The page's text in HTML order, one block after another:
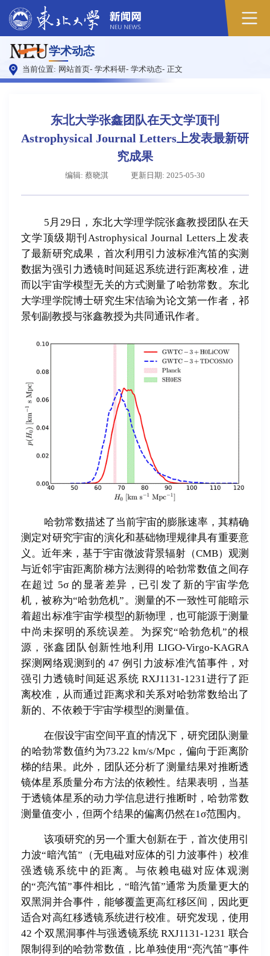
学术动态
当前位置: 网站首页- 学术科研- 学术动态- 正文
东北大学张鑫团队在天文学顶刊
Astrophysical Journal Letters上发表最新研
究成果
编辑: 蔡晓淇 更新日期: 2025-05-30
5 月 29 日，东北大学理学院张鑫教授团队在天
文学顶级期刊 Astrophysical Journal Letters上发表
了最新研究成果，首次利用引力波标准汽笛的实测
数据为强引力透镜时间延迟系统进行距离校准，进
而以宇宙学模型无关的方式测量了哈勃常数。东北
大学理学院博士研究生宋佶瑜为论文第一作者，祁
景钊副教授与张鑫教授为共同通讯作者。
哈勃常数描述了当前宇宙的膨胀速率，其精确
测定对研究宇宙的演化和基础物理规律具有重要意
义。近年来，基于宇宙微波背景辐射（CMB）观测
与近邻宇宙距离阶梯方法测得的哈勃常数值之间存
在超过 5σ 的显著差异，已引发了新的宇宙学危
机，被称为“哈勃危机”。测量的不一致性可能暗示
着超出标准宇宙学模型的新物理，也可能源于测量
中尚未探明的系统误差。为探究“哈勃危机”的根
源，张鑫团队创新性地利用 LIGO-Virgo-KAGRA
探测网络观测到的 47 例引力波标准汽笛事件，对
强引力透镜时间延迟系统 RXJ1131-1231进行了距
离校准，从而通过距离求和关系对哈勃常数给出了
新的、不依赖于宇宙学模型的测量值。
在假设宇宙空间平直的情况下，研究团队测量
的哈勃常数值约为73.22 km/s/Mpc ，偏向于距离阶
梯的结果。此外，团队还分析了测量结果对推断透
镜体星系质量分布方法的依赖性。结果表明，当基
于透镜体星系的动力学信息进行推断时，哈勃常数
测量值变小，但两个结果的偏离仍然在1σ范围内。
该项研究的另一个重大创新在于，首次使用引
力波“暗汽笛” （无电磁对应体的引力波事件）校准
强透镜系统中的距离。与依赖电磁对应体观测
的“亮汽笛”事件相比， “暗汽笛”通常为质量更大的
双黑洞并合事件，能够覆盖更高红移区间，因此更
适合对高红移透镜系统进行校准。研究发现，使用
42个双黑洞事件与强透镜系统 RXJ1131-1231 联合
限制得到的哈勃常数值，比单独使用 “亮汽笛”事件
原